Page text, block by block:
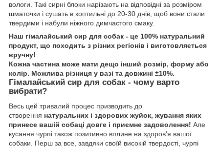
вологи. Такі сирні блоки нарізають на відповідні за розміром
шматочки і сушать в коптильні до 20-30 днів, щоб вони стали
твердими і набули ніжного димчастого смаку.
Наш гімалайський сир для собак - це 100% натуральний
продукт, що походить з різних регіонів і виготовляється
вручну!
Кожна частина може мати дещо інший розмір, форму або
колір. Можлива різниця у вазі та довжині ±10%.
Гімалайський сир для собак - чому варто
вибрати?
Весь цей тривалий процес призводить до
створення натуральних і здорових жуйок, жування яких
принесе вашій собаці довге і приємне задоволення! Але
кусання чурпі також позитивно вплине на здоров’я вашої
собаки. Перш за все, завдяки своїй високій твердості, чурпі